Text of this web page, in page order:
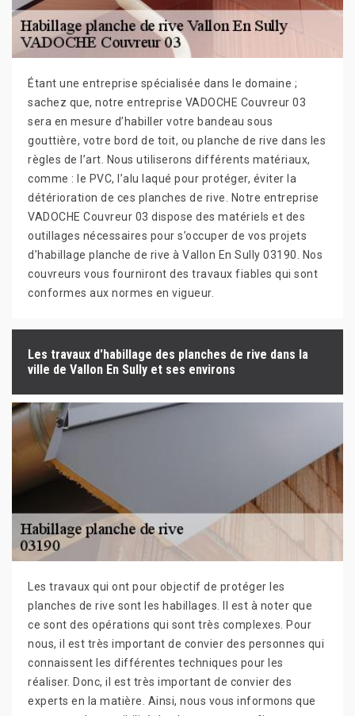
Étant une entreprise spécialisée dans le domaine ;
sachez que, notre entreprise VADOCHE Couvreur 03
sera en mesure d’habiller votre bandeau sous
gouttière, votre bord de toit, ou planche de rive dans les
règles de l’art. Nous utiliserons différents matériaux,
comme : le PVC, l’alu laqué pour protéger, éviter la
détérioration de ces planches de rive. Notre entreprise
VADOCHE Couvreur 03 dispose des matériels et des
outillages nécessaires pour s’occuper de vos projets
d’habillage planche de rive à Vallon En Sully 03190. Nos
couvreurs vous fourniront des travaux fiables qui sont
conformes aux normes en vigueur.
Les travaux d'habillage des planches de rive dans la
ville de Vallon En Sully et ses environs
Les travaux qui ont pour objectif de protéger les
planches de rive sont les habillages. Il est à noter que
ce sont des opérations qui sont très complexes. Pour
nous, il est très important de convier des personnes qui
connaissent les différentes techniques pour les
réaliser. Donc, il est très important de convier des
experts en la matière. Ainsi, nous vous informons que